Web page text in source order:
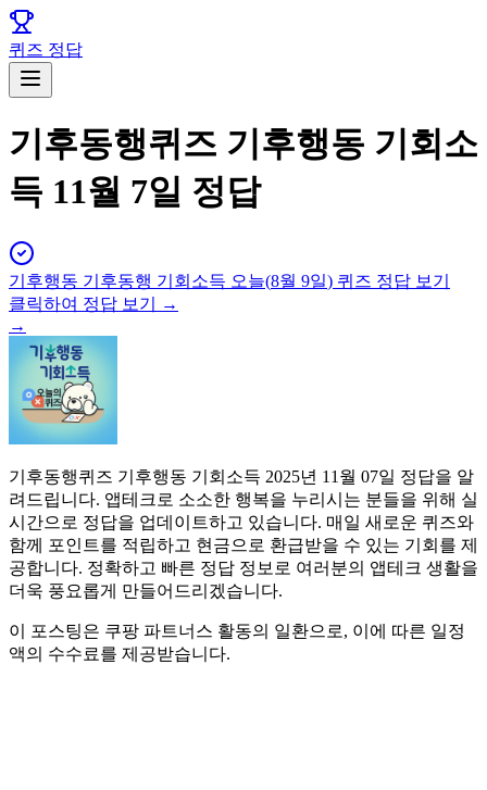
퀴즈 정답
기후동행퀴즈 기후행동 기회소
득 11월 7일 정답
기후행동 기후동행 기회소득 오늘(8월 9일) 퀴즈 정답 보기
클릭하여 정답 보기 →
→
기후동행퀴즈 기후행동 기회소득 2025년 11월 07일 정답을 알
려드립니다. 앱테크로 소소한 행복을 누리시는 분들을 위해 실
시간으로 정답을 업데이트하고 있습니다. 매일 새로운 퀴즈와
함께 포인트를 적립하고 현금으로 환급받을 수 있는 기회를 제
공합니다. 정확하고 빠른 정답 정보로 여러분의 앱테크 생활을
더욱 풍요롭게 만들어드리겠습니다.
이 포스팅은 쿠팡 파트너스 활동의 일환으로, 이에 따른 일정
액의 수수료를 제공받습니다.